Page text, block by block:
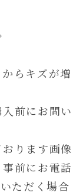
らキズが増
前にお問い
ります画像
前にお電話
ただく場合